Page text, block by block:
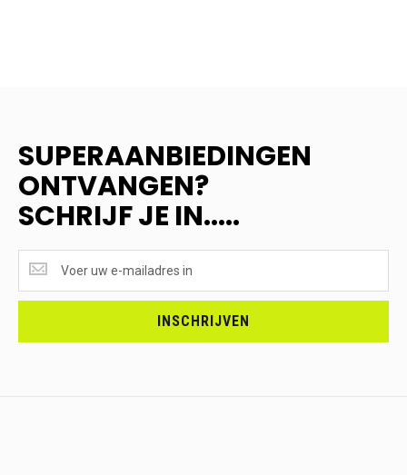
SUPERAANBIEDINGEN
ONTVANGEN?
SCHRIJF JE IN.....
ONTVANGEN?
<br>SCHRIJF
INSCHRIJVEN